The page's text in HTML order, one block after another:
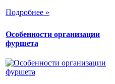
Подробнее »
Особенности организации
фуршета